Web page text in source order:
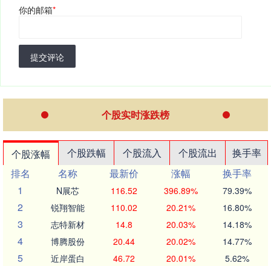
你的邮箱*
提交评论
个股实时涨跌榜
个股涨幅 个股跌幅 个股流入 个股流出
换手率
排名
名称 最新价 涨幅
换手率
1
N展芯 116.52 396.89% 79.39%
2 锐翔智能 110.02 20.21% 16.80%
3 志特新材 14.8 20.03% 14.18%
4 博腾股份 20.44 20.02% 14.77%
5 近岸蛋白 46.72 20.01% 5.62%